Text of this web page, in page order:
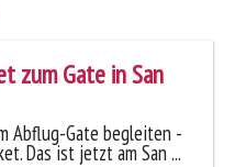
zum Gate in San
Abflug-Gate begleiten -
Das ist jetzt am San ...